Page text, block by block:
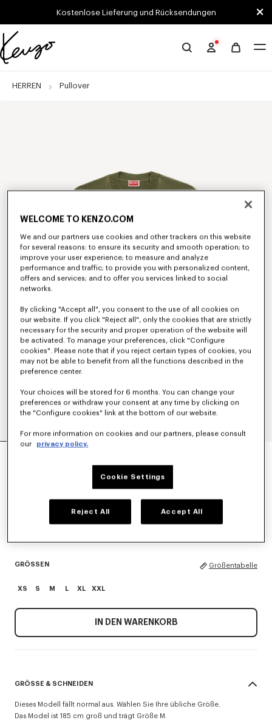
Skip to main content
Skip to footer contentKostenlose Lieferung und Rücksendungen
Offizielle
Website
HERREN Pullover
PULLOVER MIT „KENZO PARIS EMBLEM“-
Khaki
GRÖSSEN Größentabelle
XS S M L XL XXL
IN DEN WARENKORB
GRÖSSE & SCHNEIDEN
Dieses Modell fällt normal aus. Wählen Sie Ihre übliche Größe.
Das Model ist 185 cm groß und trägt Größe M.
WELCOME TO KENZO.COM
We and our partners use cookies and other trackers on this website
for several reasons: to ensure its security and smooth operation; to
improve your user experience; to measure and analyze
performance and traffic; to provide you with personalized content,
offers and services; and to offer you services linked to social
networks.
By clicking "Accept all", you consent to the use of all cookies on
our website. If you click "Reject all", only the cookies that are strictly
necessary for the security and proper operation of the website will
be activated. To manage your preferences, click "Configure
cookies". Please note that if you reject certain types of cookies, you
may not be able to benefit from all the functions described in the
preference center.
Your choices will be stored for 6 months. You can change your
preferences or withdraw your consent at any time by clicking on
the "Configure cookies" link at the bottom of our website.
For more information on cookies and our partners, please consult
our
privacy policy.
Cookie Settings
Reject All Accept All